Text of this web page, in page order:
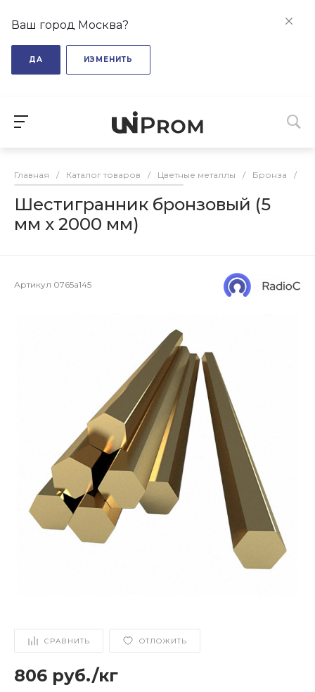
Ваш город Москва?
ДА ИЗМЕНИТЬ
Главная / Каталог товаров / Цветные металлы / Бронза /
Шестигранник бронзовый (5
мм х 2000 мм)
Артикул 0765a145
СРАВНИТЬ ОТЛОЖИТЬ
806 руб./кг